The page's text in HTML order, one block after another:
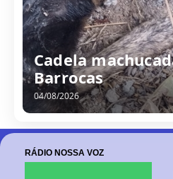
Cadela
Barrocas
04/08/2026
RÁDIO NOSSA VOZ